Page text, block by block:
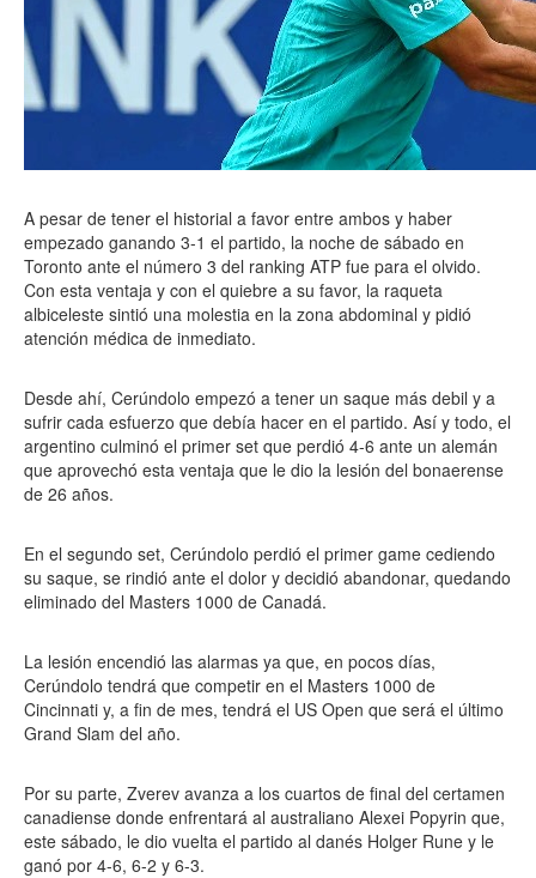
A pesar de tener el historial a favor entre ambos y haber
empezado ganando 3-1 el partido, la noche de sábado en
Toronto ante el número 3 del ranking ATP fue para el olvido.
Con esta ventaja y con el quiebre a su favor, la raqueta
albiceleste sintió una molestia en la zona abdominal y pidió
atención médica de inmediato.
Desde ahí, Cerúndolo empezó a tener un saque más debil y a
sufrir cada esfuerzo que debía hacer en el partido. Así y todo, el
argentino culminó el primer set que perdió 4-6 ante un alemán
que aprovechó esta ventaja que le dio la lesión del bonaerense
de 26 años.
En el segundo set, Cerúndolo perdió el primer game cediendo
su saque, se rindió ante el dolor y decidió abandonar, quedando
eliminado del Masters 1000 de Canadá.
La lesión encendió las alarmas ya que, en pocos días,
Cerúndolo tendrá que competir en el Masters 1000 de
Cincinnati y, a fin de mes, tendrá el US Open que será el último
Grand Slam del año.
Por su parte, Zverev avanza a los cuartos de final del certamen
canadiense donde enfrentará al australiano Alexei Popyrin que,
este sábado, le dio vuelta el partido al danés Holger Rune y le
ganó por 4-6, 6-2 y 6-3.